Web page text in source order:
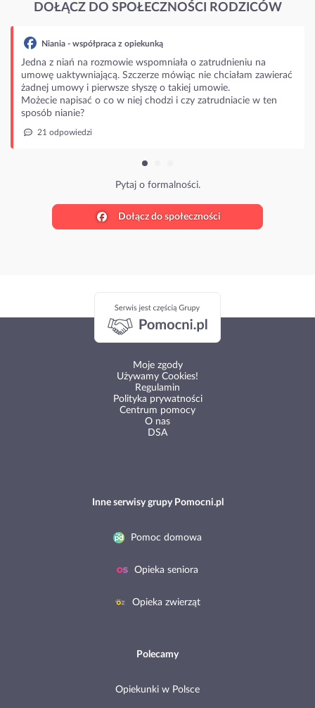
DOŁĄCZ DO SPOŁECZNOŚCI RODZICÓW
na
zawierać
w ten
Dołącz do społeczności
Moje zgody
Używamy Cookies!
Regulamin
Polityka prywatności
Centrum pomocy
O nas
DSA
Inne serwisy grupy Pomocni.pl
Pomoc domowa
Opieka seniora
Opieka zwierząt
Polecamy
Opiekunki w Polsce